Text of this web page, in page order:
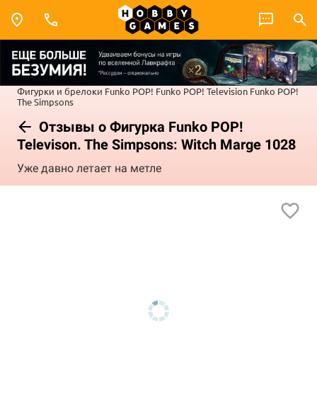
Фигурки и брелоки Funko POP! Funko POP! Television Funko POP!
The Simpsons
Отзывы о Фигурка Funko POP!
Televison. The Simpsons: Witch Marge 1028
Уже давно летает на метле